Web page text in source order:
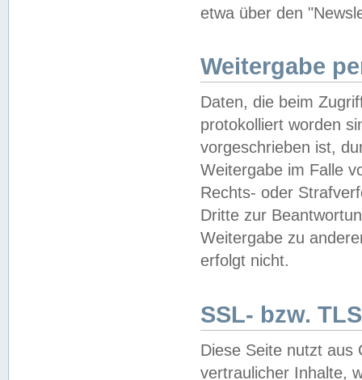
etwa über den
Weitergabe
Daten, die beim
protokolliert worden
vorgeschrieben ist,
Weitergabe im Falle
Rechts- oder
Dritte zur
Weitergabe zu
erfolgt nicht.
SSL- bzw.
Diese Seite nutzt aus
vertraulicher Inhalte,